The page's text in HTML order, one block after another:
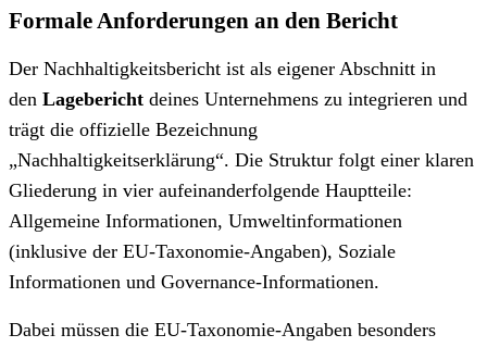
Formale Anforderungen an den Bericht
Der Nachhaltigkeitsbericht ist als eigener Abschnitt in
den Lagebericht deines Unternehmens zu integrieren und
trägt die offizielle Bezeichnung
„Nachhaltigkeitserklärung“. Die Struktur folgt einer klaren
Gliederung in vier aufeinanderfolgende Hauptteile:
Allgemeine Informationen, Umweltinformationen
(inklusive der EU-Taxonomie-Angaben), Soziale
Informationen und Governance-Informationen.
Dabei müssen die EU-Taxonomie-Angaben besonders